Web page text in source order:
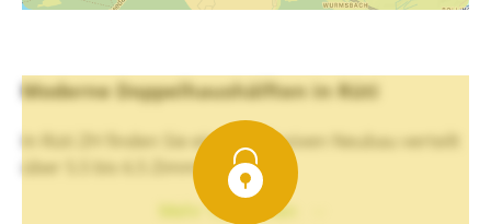
Moderne Doppelhaushälften in Rüti
In Rüti ZH finden Sie einen exklusiven Neubau verteilt
über 5.5 bis 6.5 Zimmer.
Mehr Text sehen